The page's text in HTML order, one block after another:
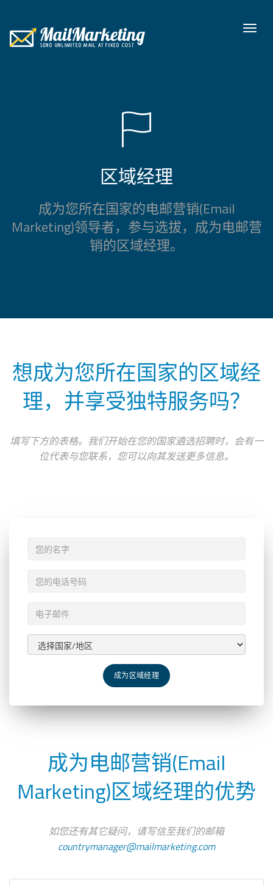
区域经理
成为您所在国家的电邮营销(Email
Marketing)领导者，参与选拔，成为电邮营
销的区域经理。
想成为您所在国家的区域经
理，并享受独特服务吗？
填写下方的表格。我们开始在您的国家遴选招聘时，会有一
位代表与您联系，您可以向其发送更多信息。
成为区域经理
成为电邮营销(Email
Marketing)区域经理的优势
如您还有其它疑问，请写信至我们的邮箱
countrymanager@mailmarketing.com